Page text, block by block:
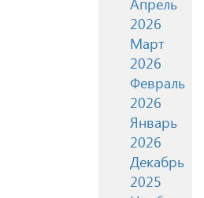
2026
Март
2026
Февраль
2026
Январь
2026
Декабрь
2025